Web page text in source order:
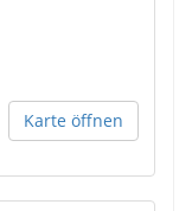
Karte öffnen